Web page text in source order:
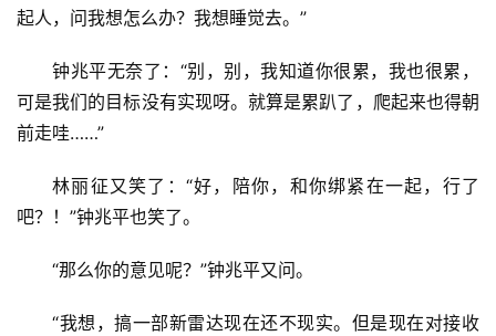
起人，问我想怎么办？我想睡觉去。”
钟兆平无奈了：“别，别，我知道你很累，我也很累，
可是我们的目标没有实现呀。就算是累趴了，爬起来也得朝
前走哇……”
林丽征又笑了：“好，陪你，和你绑紧在一起，行了
吧？！”钟兆平也笑了。
“那么你的意见呢？”钟兆平又问。
“我想，搞一部新雷达现在还不现实。但是现在对接收